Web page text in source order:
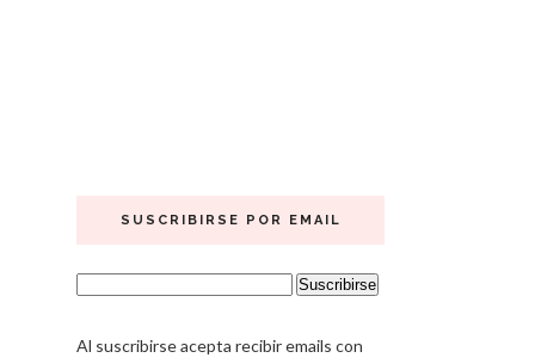
SUSCRIBIRSE POR EMAIL
Al suscribirse acepta recibir emails con